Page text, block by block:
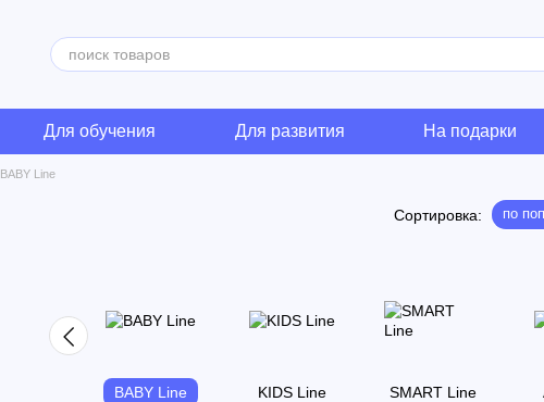
Для обучения Для развития На подарки
BABY Line
Сортировка: по
BABY Line KIDS Line SMART Line